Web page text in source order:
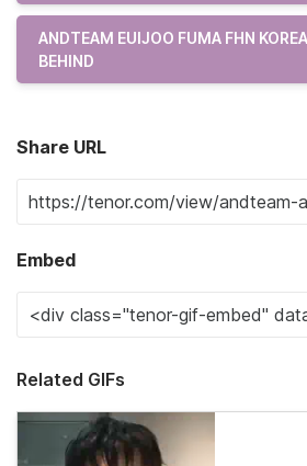
ANDTEAM EUIJOO FUMA FHN
BEHIND
Share URL
Embed
Related GIFs